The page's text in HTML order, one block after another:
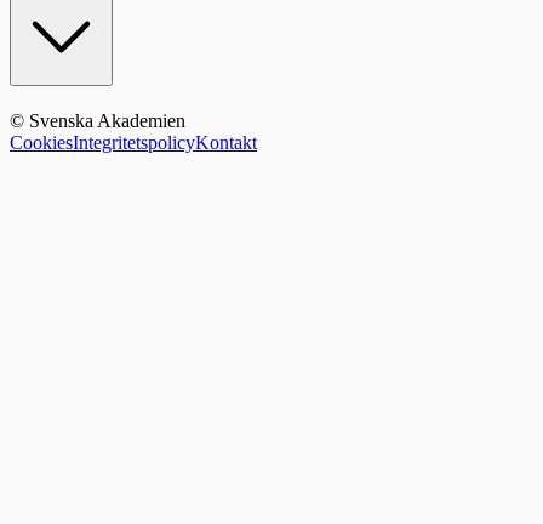
© Svenska Akademien
CookiesIntegritetspolicyKontakt